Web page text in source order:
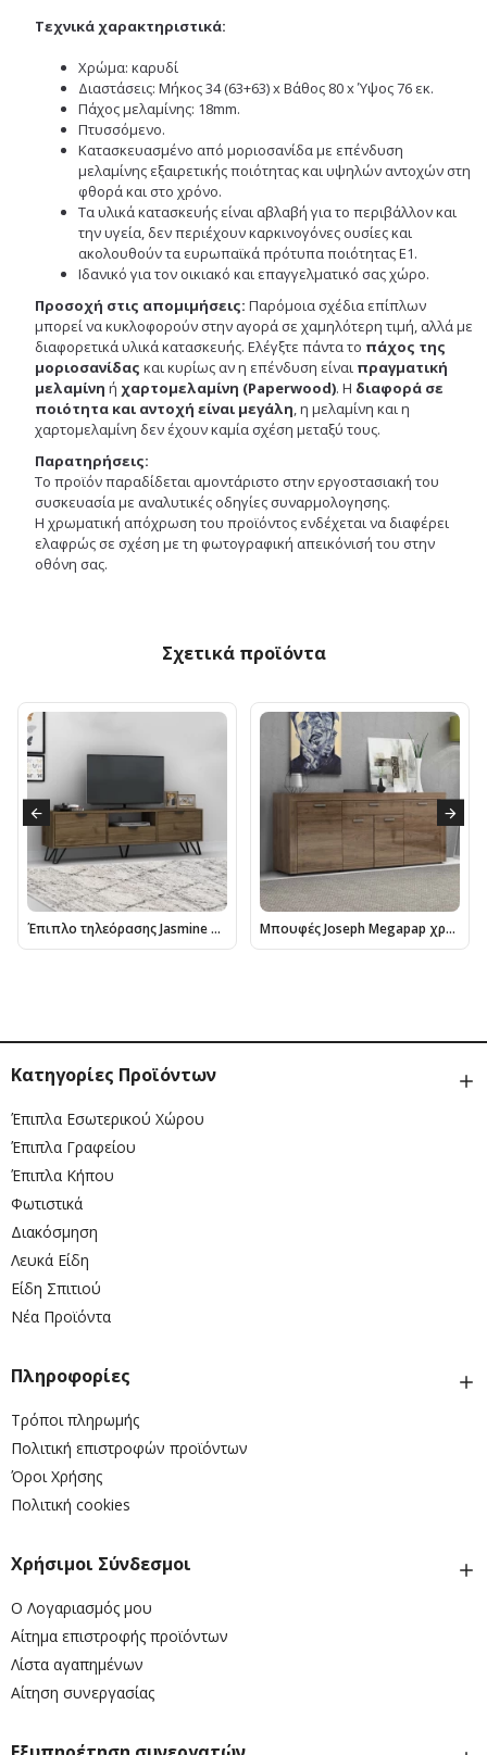
Τεχνικά χαρακτηριστικά:
Χρώμα: καρυδί
Διαστάσεις: Μήκος 34 (63+63) x Βάθος 80 x Ύψος 76 εκ.
Πάχος μελαμίνης: 18mm.
Πτυσσόμενο.
Κατασκευασμένο από μοριοσανίδα με επένδυση
μελαμίνης εξαιρετικής ποιότητας και υψηλών αντοχών στη
φθορά και στο χρόνο.
Τα υλικά κατασκευής είναι αβλαβή για το περιβάλλον και
την υγεία, δεν περιέχουν καρκινογόνες ουσίες και
ακολουθούν τα ευρωπαϊκά πρότυπα ποιότητας Ε1.
Ιδανικό για τον οικιακό και επαγγελματικό σας χώρο.
Προσοχή στις απομιμήσεις: Παρόμοια σχέδια επίπλων
μπορεί να κυκλοφορούν στην αγορά σε χαμηλότερη τιμή, αλλά με
διαφορετικά υλικά κατασκευής. Ελέγξτε πάντα το πάχος της
μοριοσανίδας και κυρίως αν η επένδυση είναι πραγματική
μελαμίνη ή χαρτομελαμίνη (Paperwood). Η διαφορά σε
ποιότητα και αντοχή είναι μεγάλη, η μελαμίνη και η
χαρτομελαμίνη δεν έχουν καμία σχέση μεταξύ τους.
Παρατηρήσεις:
Το προϊόν παραδίδεται αμοντάριστο στην εργοστασιακή του
συσκευασία με αναλυτικές οδηγίες συναρμολογησης.
Η χρωματική απόχρωση του προϊόντος ενδέχεται να διαφέρει
ελαφρώς σε σχέση με τη φωτογραφική απεικόνισή του στην
οθόνη σας.
Σχετικά προϊόντα
Έπιπλο τηλεόρασης Jasmine Megapap χρώμα καρυδί 170x35x50εκ. Μπουφές Joseph Megapap χρώμα καρυδί 177x40x76εκ.
Κατηγορίες Προϊόντων
Έπιπλα Εσωτερικού Χώρου
Έπιπλα Γραφείου
Έπιπλα Κήπου
Φωτιστικά
Διακόσμηση
Λευκά Είδη
Είδη Σπιτιού
Νέα Προϊόντα
Πληροφορίες
Τρόποι πληρωμής
Πολιτική επιστροφών προϊόντων
Όροι Χρήσης
Πολιτική cookies
Χρήσιμοι Σύνδεσμοι
Ο Λογαριασμός μου
Αίτημα επιστροφής προϊόντων
Λίστα αγαπημένων
Αίτηση συνεργασίας